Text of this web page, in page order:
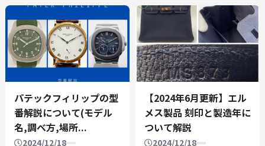
パテックフィリップの型
番解説について(モデル
名,調べ方,場所...
2024/12/18
【2024年6月更新】エル
メス製品 刻印と製造年に
ついて解説
2024/12/18